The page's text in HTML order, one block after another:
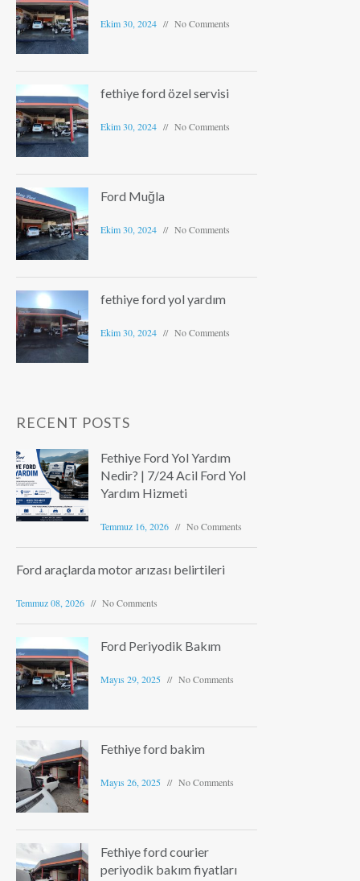
Ekim 30, 2024 No Comments
fethiye ford özel servisi
Ekim 30, 2024 No Comments
Ford Muğla
Ekim 30, 2024 No Comments
fethiye ford yol yardım
Ekim 30, 2024 No Comments
RECENT POSTS
Fethiye Ford Yol Yardım
Nedir? | 7/24 Acil Ford Yol
Yardım Hizmeti
Temmuz 16, 2026 No Comments
Ford araçlarda motor arızası belirtileri
Temmuz 08, 2026 No Comments
Ford Periyodik Bakım
Mayıs 29, 2025 No Comments
Fethiye ford bakim
Mayıs 26, 2025 No Comments
Fethiye ford courier
periyodik bakım fiyatları